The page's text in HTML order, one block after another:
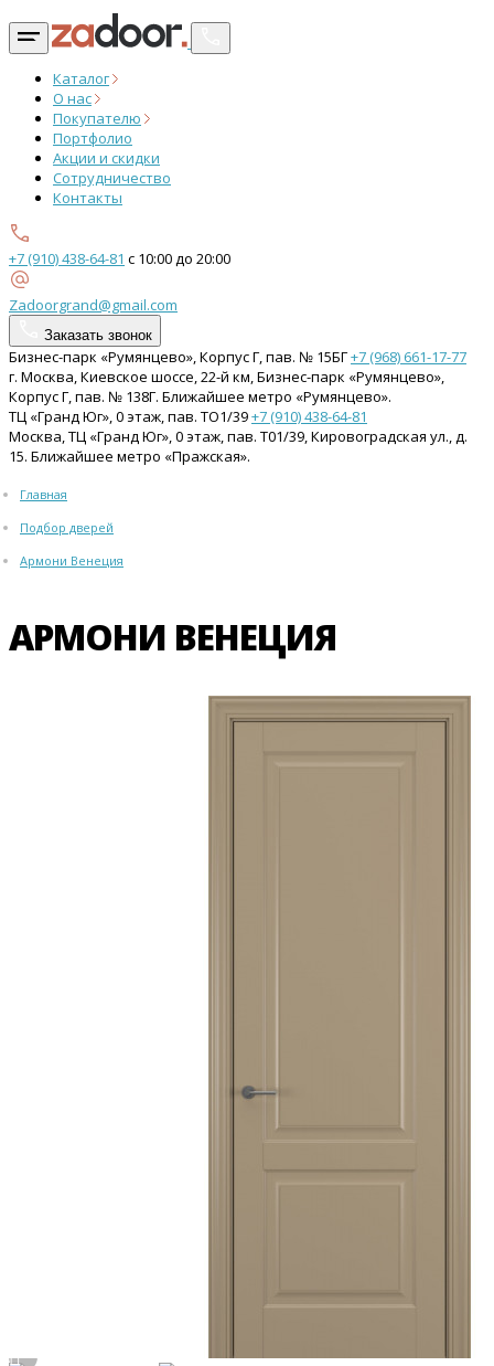
Каталог
О нас
Покупателю
Портфолио
Акции и скидки
Сотрудничество
Контакты
+7 (910) 438-64-81 с 10:00 до 20:00
Zadoorgrand@gmail.com
Заказать звонок
Бизнес-парк «Румянцево», Корпус Г, пав. № 15БГ+7 (968) 661-17-77
г. Москва, Киевское шоссе, 22-й км, Бизнес-парк «Румянцево»,
Корпус Г, пав. № 138Г. Ближайшее метро «Румянцево».
ТЦ «Гранд Юг», 0 этаж, пав. ТО1/39+7 (910) 438-64-81
Москва, ТЦ «Гранд Юг», 0 этаж, пав. Т01/39, Кировоградская ул., д.
15. Ближайшее метро «Пражская».
Главная
Подбор дверей
Армони Венеция
АРМОНИ ВЕНЕЦИЯ